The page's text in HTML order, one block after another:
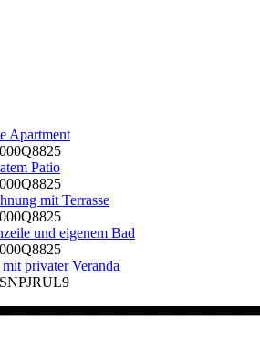
Apartment
Patio
mit Terrasse
und eigenem Bad
privater Veranda